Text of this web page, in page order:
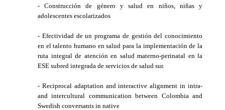
-Construcción de género y salud en niños, niñas y
adolescentes escolarizados
- Efectividad de un programa de gestión del conocimiento
en el talento humano en salud para la implementación de la
ruta integral de atención en salud materno-perinatal en la
ESE subred integrada de servicios de salud sur.
- Reciprocal adaptation and interactive alignment in intra-
and intercultural communication between Colombia and
Swedish conversants in native